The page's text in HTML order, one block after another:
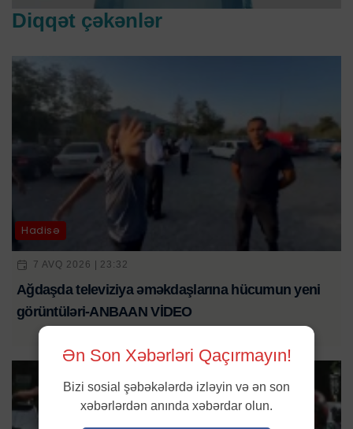
Diqqət çəkənlər
Hadisə
7 AVQ 2026 | 23:32
Ağdaşda televiziya əməkdaşlarına hücumun yeni
görüntüləri-ANBAAN VİDEO
Ən Son Xəbərləri Qaçırmayın!
Bizi sosial şəbəkələrdə izləyin və ən son
xəbərlərdən anında xəbərdar olun.